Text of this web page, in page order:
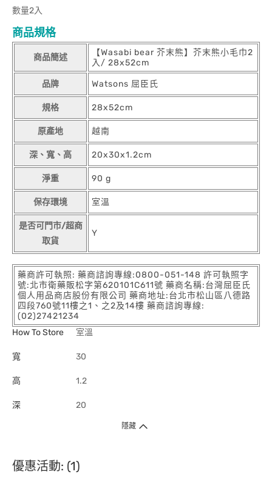
數量2入
商品規格
商品簡述
【Wasabi bear 芥末熊】芥末熊小毛巾2
入/ 28x52cm
品牌 Watsons 屈臣氏
規格 28x52cm
原產地 越南
深、寬、高 20x30x1.2cm
淨重 90 g
保存環境 室溫
是否可門市/超商
取貨
Y
藥商許可執照: 藥商諮詢專線:0800-051-148 許可執照字
號:北市衛藥販松字第620101C611號 藥商名稱:台灣屈臣氏
個人用品商店股份有限公司 藥商地址:台北市松山區八德路
四段760號11樓之1、之2及14樓 藥商諮詢專線:
(02)27421234
How To Store
室溫
寬 30
高 1.2
深 20
隱藏
優惠活動: (1)